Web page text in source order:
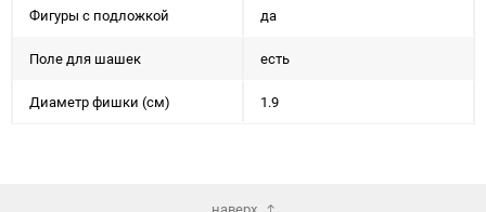
Фигуры с подложкой да
Поле для шашек есть
Диаметр фишки (см) 1.9